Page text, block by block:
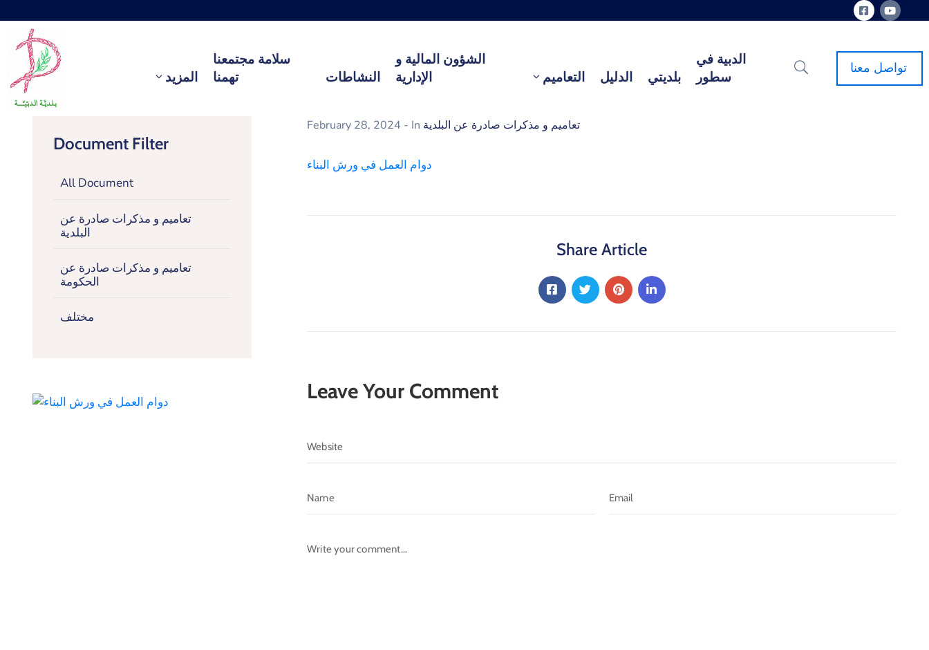
المزيد
سلامة مجتمعنا
تهمنا
النشاطات
الشؤون المالية و
الإدارية
التعاميم الدليل بلديتي
الدبية في
سطور
تواصل معنا
Document Filter
All Document
تعاميم و مذكرات صادرة عن
البلدية
تعاميم و مذكرات صادرة عن
الحكومة
مختلف
February 28, 2024 - In تعاميم و مذكرات صادرة عن البلدية
دوام العمل في ورش البناء
Share Article
Leave Your Comment